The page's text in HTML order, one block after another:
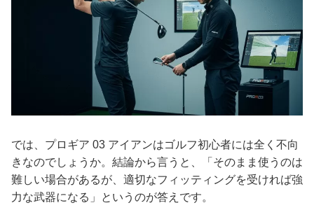
では、プロギア 03 アイアンはゴルフ初心者には全く不向
きなのでしょうか。結論から言うと、「そのまま使うのは
難しい場合があるが、適切なフィッティングを受ければ強
力な武器になる」というのが答えです。